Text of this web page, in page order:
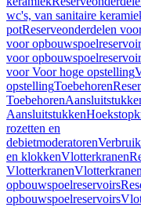
wc's, van sanitaire
potReserveonderdelen
voor
voor
voor Voor hoge opstelling
opstellingToebehoren
Toebehoren
Aansluitstukken
rozetten en
debietmoderatoren
en klokkenVlotterkranen
Vlotterkranen
opbouwspoelreservoirs
opbouwspoelreservoirs